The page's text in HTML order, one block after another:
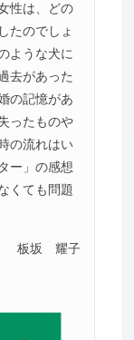
性は、どの
たのでしょ
ような犬に
去があった
の記憶があ
ったものや
の流れはい
ー」の感想
くても問題
板坂 耀子